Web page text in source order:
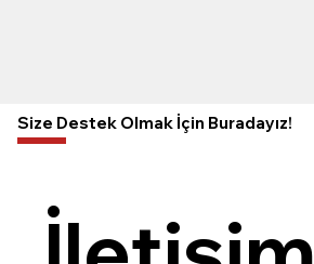
Size Destek Olmak İçin Buradayız!